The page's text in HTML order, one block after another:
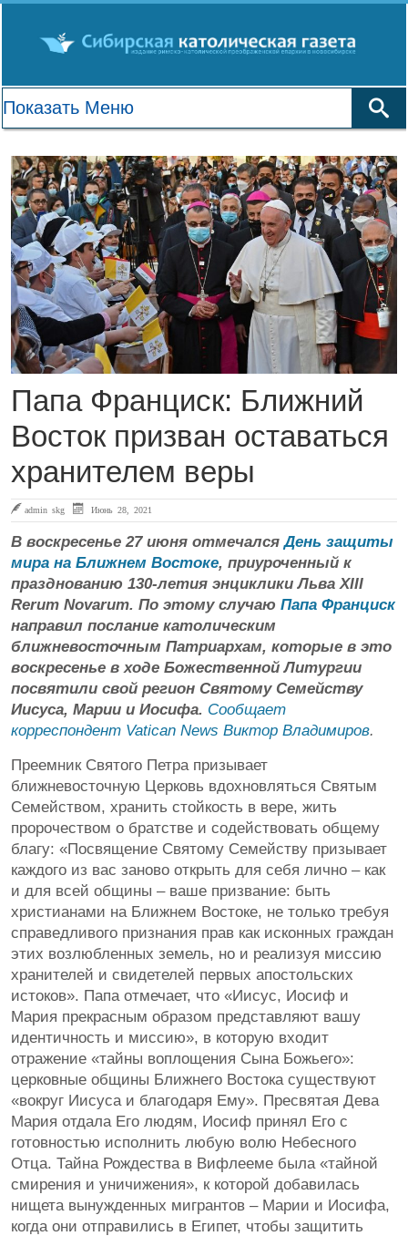
Папа Франциск: Ближний
Восток призван оставаться
хранителем веры
admin skg Июнь 28, 2021
В воскресенье 27 июня отмечалсяДень защиты
мира на Ближнем Востоке, приуроченный к
празднованию 130-летия энциклики Льва XIII
Rerum Novarum. По этому случаю Папа Франциск
направил послание католическим
ближневосточным Патриархам, которые в это
воскресенье в ходе Божественной Литургии
посвятили свой регион Святому Семейству
Иисуса, Марии и Иосифа. Сообщает
корреспондент Vatican News Виктор Владимиров.
Преемник Святого Петра призывает
ближневосточную Церковь вдохновляться Святым
Семейством, хранить стойкость в вере, жить
пророчеством о братстве и содействовать общему
благу: «Посвящение Святому Семейству призывает
каждого из вас заново открыть для себя лично – как
и для всей общины – ваше призвание: быть
христианами на Ближнем Востоке, не только требуя
справедливого признания прав как исконных граждан
этих возлюбленных земель, но и реализуя миссию
хранителей и свидетелей первых апостольских
истоков». Папа отмечает, что «Иисус, Иосиф и
Мария прекрасным образом представляют вашу
идентичность и миссию», в которую входит
отражение «тайны воплощения Сына Божьего»:
церковные общины Ближнего Востока существуют
«вокруг Иисуса и благодаря Ему». Пресвятая Дева
Мария отдала Его людям, Иосиф принял Его с
готовностью исполнить любую волю Небесного
Отца. Тайна Рождества в Вифлееме была «тайной
смирения и уничижения», к которой добавилась
нищета вынужденных мигрантов – Марии и Иосифа,
когда они отправились в Египет, чтобы защитить